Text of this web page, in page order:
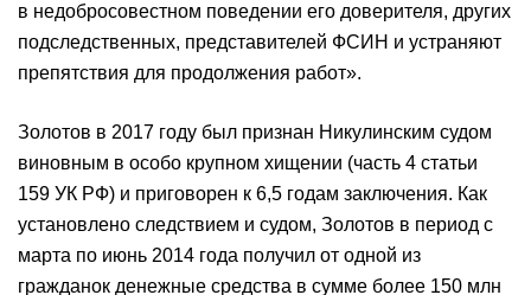
в недобросовестном поведении его доверителя, других
подследственных, представителей ФСИН и устраняют
препятствия для продолжения работ».
Золотов в 2017 году был признан Никулинским судом
виновным в особо крупном хищении (часть 4 статьи
159 УК РФ) и приговорен к 6,5 годам заключения. Как
установлено следствием и судом, Золотов в период с
марта по июнь 2014 года получил от одной из
гражданок денежные средства в сумме более 150 млн